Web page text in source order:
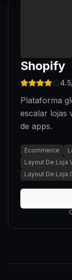
Shopify
4.5
Plataforma
escalar lojas
de apps.
Ecommerce
Layout De Loja
Layout De Loja